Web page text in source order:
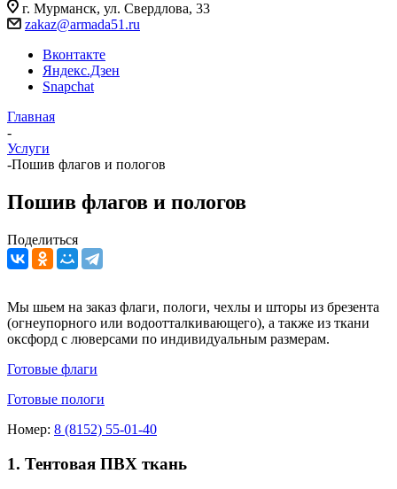
г. Мурманск, ул. Свердлова, 33
zakaz@armada51.ru
Вконтакте
Яндекс.Дзен
Snapchat
Главная
-
Услуги
-Пошив флагов и пологов
Пошив флагов и пологов
Поделиться
Мы шьем на заказ флаги, пологи, чехлы и шторы из брезента
(огнеупорного или водоотталкивающего), а также из ткани
оксфорд с люверсами по индивидуальным размерам.
Готовые флаги
Готовые пологи
Номер: 8 (8152) 55-01-40
1. Тентовая ПВХ ткань